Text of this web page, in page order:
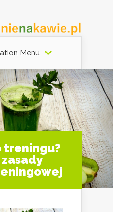
Menu
treningu?